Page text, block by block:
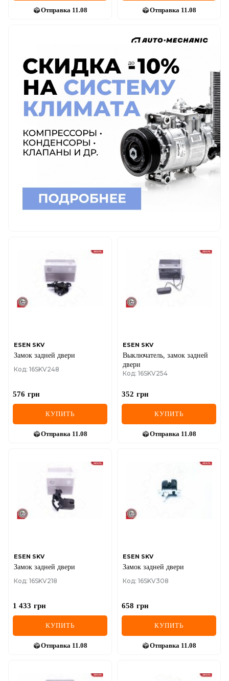
Отправка 11.08 Отправка 11.08
ESEN SKV
Замок задней двери
Код: 16SKV248
576 грн
КУПИТЬ
Отправка 11.08
ESEN SKV
Выключатель, замок задней
двери
Код: 16SKV254
352 грн
КУПИТЬ
Отправка 11.08
ESEN SKV
Замок задней двери
Код: 16SKV218
1 433 грн
КУПИТЬ
Отправка 11.08
ESEN SKV
Замок задней двери
Код: 16SKV308
658 грн
КУПИТЬ
Отправка 11.08